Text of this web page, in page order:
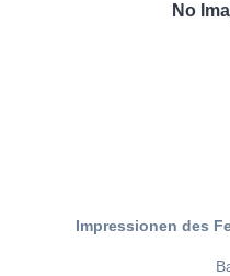
No
Impressionen des